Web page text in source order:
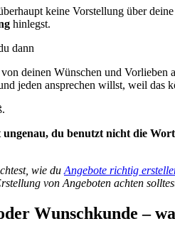
keine Vorstellung über
hinlegst.
dann
deinen Wünschen und Vorlieben
jeden ansprechen willst, weil das
du benutzt nicht die
wie du Angebote richtig
von Angeboten achten
Wunschkunde –